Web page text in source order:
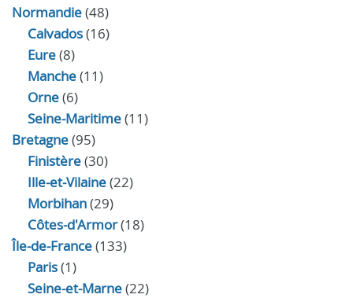
Normandie(48)
Calvados(16)
Eure(8)
Manche(11)
Orne(6)
Seine-Maritime(11)
Bretagne(95)
Finistère(30)
Ille-et-Vilaine(22)
Morbihan(29)
Côtes-d'Armor(18)
Île-de-France(133)
Paris(1)
Seine-et-Marne(22)